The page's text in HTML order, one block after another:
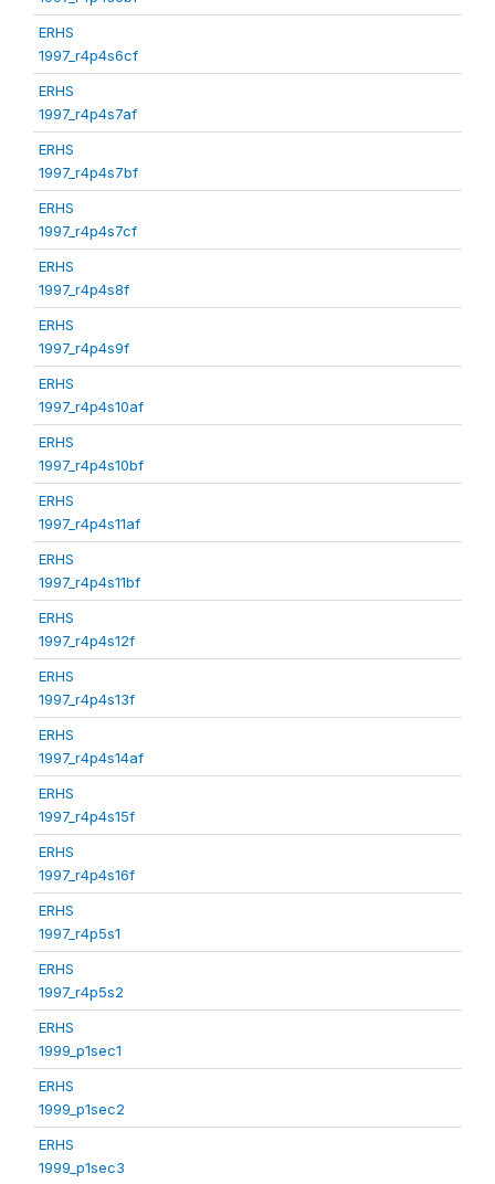
ERHS
1997_r4p4s6cf
ERHS
1997_r4p4s7af
ERHS
1997_r4p4s7bf
ERHS
1997_r4p4s7cf
ERHS
1997_r4p4s8f
ERHS
1997_r4p4s9f
ERHS
1997_r4p4s10af
ERHS
1997_r4p4s10bf
ERHS
1997_r4p4s11af
ERHS
1997_r4p4s11bf
ERHS
1997_r4p4s12f
ERHS
1997_r4p4s13f
ERHS
1997_r4p4s14af
ERHS
1997_r4p4s15f
ERHS
1997_r4p4s16f
ERHS
1997_r4p5s1
ERHS
1997_r4p5s2
ERHS
1999_p1sec1
ERHS
1999_p1sec2
ERHS
1999_p1sec3